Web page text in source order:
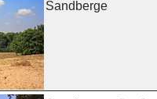
Sandberge